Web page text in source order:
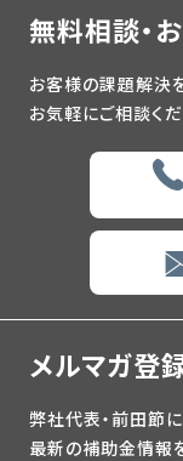
無料相談・
お客様の課題解決
お気軽にご相談くだ
メルマガ登
弊社代表・前田節に
最新の補助金情報